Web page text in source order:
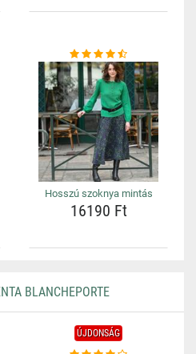
Hosszú szoknya mintás
16190 Ft
BLANCHEPORTE
ÚJDONSÁG